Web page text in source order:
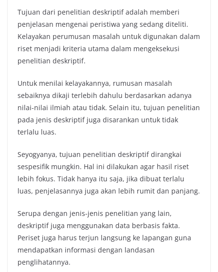
Tujuan dari penelitian deskriptif adalah memberi
penjelasan mengenai peristiwa yang sedang diteliti.
Kelayakan perumusan masalah untuk digunakan dalam
riset menjadi kriteria utama dalam mengeksekusi
penelitian deskriptif.
Untuk menilai kelayakannya, rumusan masalah
sebaiknya dikaji terlebih dahulu berdasarkan adanya
nilai-nilai ilmiah atau tidak. Selain itu, tujuan penelitian
pada jenis deskriptif juga disarankan untuk tidak
terlalu luas.
Seyogyanya, tujuan penelitian deskriptif dirangkai
sespesifik mungkin. Hal ini dilakukan agar hasil riset
lebih fokus. Tidak hanya itu saja, jika dibuat terlalu
luas, penjelasannya juga akan lebih rumit dan panjang.
Serupa dengan jenis-jenis penelitian yang lain,
deskriptif juga menggunakan data berbasis fakta.
Periset juga harus terjun langsung ke lapangan guna
mendapatkan informasi dengan landasan
penglihatannya.